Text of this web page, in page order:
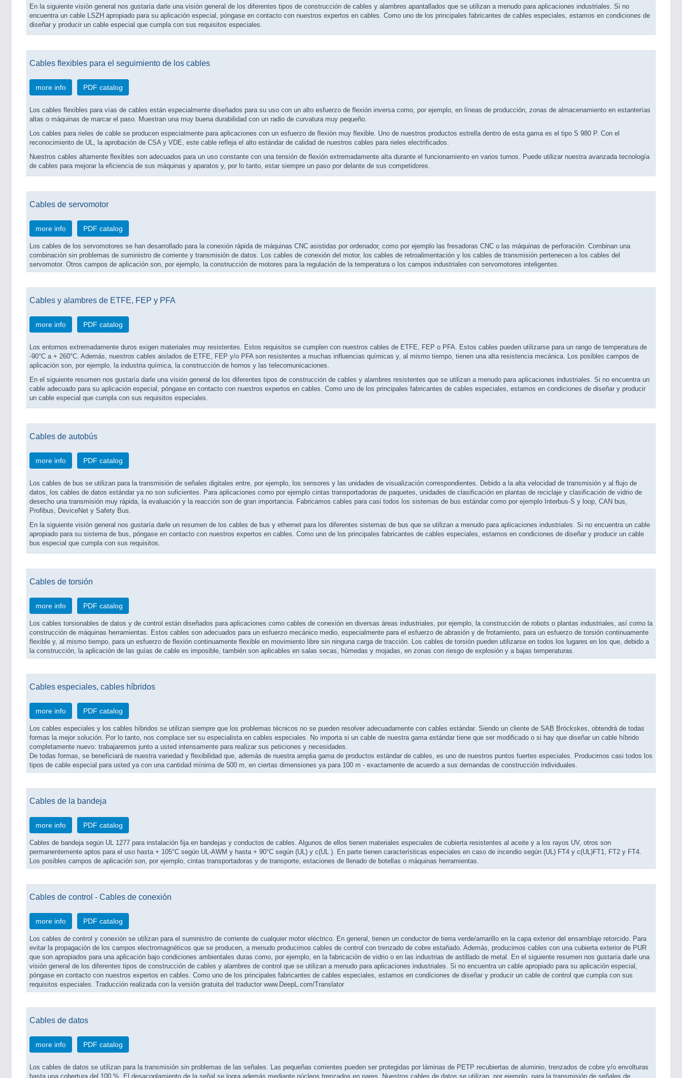
En la siguiente visión general nos gustaría darle una visión general de los diferentes tipos de construcción de cables y alambres apantallados que se utilizan a menudo para aplicaciones industriales. Si no
encuentra un cable LSZH apropiado para su aplicación especial, póngase en contacto con nuestros expertos en cables. Como uno de los principales fabricantes de cables especiales, estamos en condiciones de
diseñar y producir un cable especial que cumpla con sus requisitos especiales.
Cables flexibles para el seguimiento de los cables
more info PDF catalog
Los cables flexibles para vías de cables están especialmente diseñados para su uso con un alto esfuerzo de flexión inversa como, por ejemplo, en líneas de producción, zonas de almacenamiento en estanterías
altas o máquinas de marcar el paso. Muestran una muy buena durabilidad con un radio de curvatura muy pequeño.
Los cables para rieles de cable se producen especialmente para aplicaciones con un esfuerzo de flexión muy flexible. Uno de nuestros productos estrella dentro de esta gama es el tipo S 980 P. Con el
reconocimiento de UL, la aprobación de CSA y VDE, este cable refleja el alto estándar de calidad de nuestros cables para rieles electrificados.
Nuestros cables altamente flexibles son adecuados para un uso constante con una tensión de flexión extremadamente alta durante el funcionamiento en varios turnos. Puede utilizar nuestra avanzada tecnología
de cables para mejorar la eficiencia de sus máquinas y aparatos y, por lo tanto, estar siempre un paso por delante de sus competidores.
Cables de servomotor
more info PDF catalog
Los cables de los servomotores se han desarrollado para la conexión rápida de máquinas CNC asistidas por ordenador, como por ejemplo las fresadoras CNC o las máquinas de perforación. Combinan una
combinación sin problemas de suministro de corriente y transmisión de datos. Los cables de conexión del motor, los cables de retroalimentación y los cables de transmisión pertenecen a los cables del
servomotor. Otros campos de aplicación son, por ejemplo, la construcción de motores para la regulación de la temperatura o los campos industriales con servomotores inteligentes.
Cables y alambres de ETFE, FEP y PFA
more info PDF catalog
Los entornos extremadamente duros exigen materiales muy resistentes. Estos requisitos se cumplen con nuestros cables de ETFE, FEP o PFA. Estos cables pueden utilizarse para un rango de temperatura de
-90°C a + 260°C. Además, nuestros cables aislados de ETFE, FEP y/o PFA son resistentes a muchas influencias químicas y, al mismo tiempo, tienen una alta resistencia mecánica. Los posibles campos de
aplicación son, por ejemplo, la industria química, la construcción de hornos y las telecomunicaciones.
En el siguiente resumen nos gustaría darle una visión general de los diferentes tipos de construcción de cables y alambres resistentes que se utilizan a menudo para aplicaciones industriales. Si no encuentra un
cable adecuado para su aplicación especial, póngase en contacto con nuestros expertos en cables. Como uno de los principales fabricantes de cables especiales, estamos en condiciones de diseñar y producir
un cable especial que cumpla con sus requisitos especiales.
Cables de autobús
more info PDF catalog
Los cables de bus se utilizan para la transmisión de señales digitales entre, por ejemplo, los sensores y las unidades de visualización correspondientes. Debido a la alta velocidad de transmisión y al flujo de
datos, los cables de datos estándar ya no son suficientes. Para aplicaciones como por ejemplo cintas transportadoras de paquetes, unidades de clasificación en plantas de reciclaje y clasificación de vidrio de
desecho una transmisión muy rápida, la evaluación y la reacción son de gran importancia. Fabricamos cables para casi todos los sistemas de bus estándar como por ejemplo Interbus-S y loop, CAN bus,
Profibus, DeviceNet y Safety Bus.
En la siguiente visión general nos gustaría darle un resumen de los cables de bus y ethernet para los diferentes sistemas de bus que se utilizan a menudo para aplicaciones industriales. Si no encuentra un cable
apropiado para su sistema de bus, póngase en contacto con nuestros expertos en cables. Como uno de los principales fabricantes de cables especiales, estamos en condiciones de diseñar y producir un cable
bus especial que cumpla con sus requisitos.
Cables de torsión
more info PDF catalog
Los cables torsionables de datos y de control están diseñados para aplicaciones como cables de conexión en diversas áreas industriales, por ejemplo, la construcción de robots o plantas industriales, así como la
construcción de máquinas herramientas. Estos cables son adecuados para un esfuerzo mecánico medio, especialmente para el esfuerzo de abrasión y de frotamiento, para un esfuerzo de torsión continuamente
flexible y, al mismo tiempo, para un esfuerzo de flexión continuamente flexible en movimiento libre sin ninguna carga de tracción. Los cables de torsión pueden utilizarse en todos los lugares en los que, debido a
la construcción, la aplicación de las guías de cable es imposible, también son aplicables en salas secas, húmedas y mojadas, en zonas con riesgo de explosión y a bajas temperaturas.
Cables especiales, cables híbridos
more info PDF catalog
Los cables especiales y los cables híbridos se utilizan siempre que los problemas técnicos no se pueden resolver adecuadamente con cables estándar. Siendo un cliente de SAB Bröckskes, obtendrá de todas
formas la mejor solución. Por lo tanto, nos complace ser su especialista en cables especiales. No importa si un cable de nuestra gama estándar tiene que ser modificado o si hay que diseñar un cable híbrido
completamente nuevo: trabajaremos junto a usted intensamente para realizar sus peticiones y necesidades.
De todas formas, se beneficiará de nuestra variedad y flexibilidad que, además de nuestra amplia gama de productos estándar de cables, es uno de nuestros puntos fuertes especiales. Producimos casi todos los
tipos de cable especial para usted ya con una cantidad mínima de 500 m, en ciertas dimensiones ya para 100 m - exactamente de acuerdo a sus demandas de construcción individuales.
Cables de la bandeja
more info PDF catalog
Cables de bandeja según UL 1277 para instalación fija en bandejas y conductos de cables. Algunos de ellos tienen materiales especiales de cubierta resistentes al aceite y a los rayos UV, otros son
permanentemente aptos para el uso hasta + 105°C según UL-AWM y hasta + 90°C según (UL) y c(UL ). En parte tienen características especiales en caso de incendio según (UL) FT4 y c(UL)FT1, FT2 y FT4.
Los posibles campos de aplicación son, por ejemplo, cintas transportadoras y de transporte, estaciones de llenado de botellas o máquinas herramientas.
Cables de control - Cables de conexión
more info PDF catalog
Los cables de control y conexión se utilizan para el suministro de corriente de cualquier motor eléctrico. En general, tienen un conductor de tierra verde/amarillo en la capa exterior del ensamblaje retorcido. Para
evitar la propagación de los campos electromagnéticos que se producen, a menudo producimos cables de control con trenzado de cobre estañado. Además, producimos cables con una cubierta exterior de PUR
que son apropiados para una aplicación bajo condiciones ambientales duras como, por ejemplo, en la fabricación de vidrio o en las industrias de astillado de metal. En el siguiente resumen nos gustaría darle una
visión general de los diferentes tipos de construcción de cables y alambres de control que se utilizan a menudo para aplicaciones industriales. Si no encuentra un cable apropiado para su aplicación especial,
póngase en contacto con nuestros expertos en cables. Como uno de los principales fabricantes de cables especiales, estamos en condiciones de diseñar y producir un cable de control que cumpla con sus
requisitos especiales. Traducción realizada con la versión gratuita del traductor www.DeepL.com/Translator
Cables de datos
more info PDF catalog
Los cables de datos se utilizan para la transmisión sin problemas de las señales. Las pequeñas corrientes pueden ser protegidas por láminas de PETP recubiertas de aluminio, trenzados de cobre y/o envolturas
hasta una cobertura del 100 %. El desacoplamiento de la señal se logra además mediante núcleos trenzados en pares. Nuestros cables de datos se utilizan, por ejemplo, para la transmisión de señales de